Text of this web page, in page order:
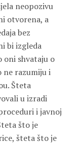
neopozivu
otvorena, a
bez
bi izgleda
oni shvataju o
ne razumiju i
Šteta
u izradi
i javnoj
što je
šteta što je